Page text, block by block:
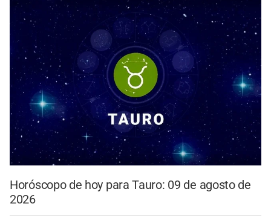
Horóscopo de hoy para Tauro: 09 de agosto de
2026